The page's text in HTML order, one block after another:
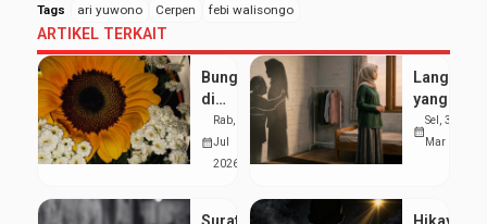
Tags ari yuwono Cerpen febi walisongo
ARTIKEL TERKAIT
Bunga
di
Negeri
Orang
calendar_month
Rab, 29
Jul
2026
Langkah
yang
Menjauh,
Hati
calendar_month
Sel, 31
Mar 2026